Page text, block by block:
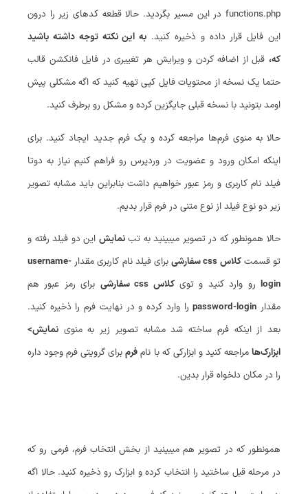
functions.php در این مسیر بگردید. حالا قطعه کدهای زیر را درون
این فایل قرار داده و ذخیره کنید. به این نکته توجه داشته باشید
که، قبل از اضافه کردن و ویرایش هر تغییری در فایل فانکشن قالب
حتما یک نسخه از محتویات فایل کپی تهیه کنید که اگه مشکلی پیش
اومد بتونید با نسخه قبلی جایگزین کرده و مشکل رو برطرف کنید.
حالا به منوی فرم‌ها مراجعه کرده و یک فرم جدید ایجاد کنید. برای
اینکه امکان ورود و عضویت در وردپرس رو فراهم کنیم نیاز به دوتا
فیلد نام کاربری و رمز عبور خواهیم داشت بنابراین باید مشابه تصویر
زیر دو نوع فیلد از نوع متنی در فرم قرار بدیم.
حالا همونطور که در تصویر میبینید به تبنمایش این دو فیلد رفته و
تو قسمتکلاس css سفارشی برای فیلد نام کاربری مقدار username-
loginرو وارد کنید و تویکلاس css سفارشی
برای رمز عبور هم
مقدار password-loginرا وارد کرده و در نهایت فرم را ذخیره کنید.
بعد از اینکه فرم ساخته شد مشابه تصویر زیر به منوی نمایش>
ابزارک‌هامراجعه کنید و ابزارکی که با نام فرمبرای گرویتی فرم وجود داره
را در مکان دلخواه قرار بدین.
همونطور که در تصویر هم میبینید از بخش انتخاب فرم، فرمی رو که
در مرحله قبل ساختید را انتخاب کرده و ابزارک رو ذخیره کنید. حالا اگه